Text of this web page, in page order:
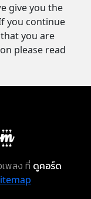
give you the
you continue
you are
please read
พลง ที่ ดูคอร์ด